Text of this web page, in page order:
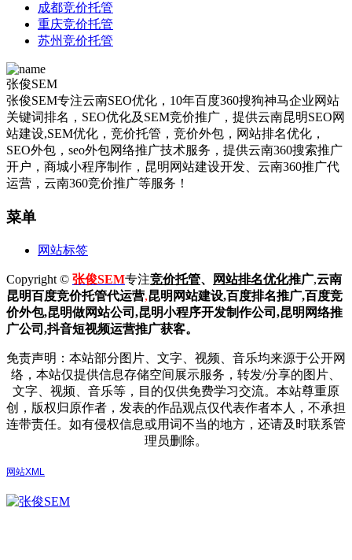
成都竞价托管
重庆竞价托管
苏州竞价托管
张俊SEM
张俊SEM专注云南SEO优化，10年百度360搜狗神马企业网站
关键词排名，SEO优化及SEM竞价推广，提供云南昆明SEO网
站建设,SEM优化，竞价托管，竞价外包，网站排名优化，
SEO外包，seo外包网络推广技术服务，提供云南360搜索推广
开户，商城小程序制作，昆明网站建设开发、云南360推广代
运营，云南360竞价推广等服务！
菜单
网站标签
Copyright © 张俊SEM专注竞价托管、 网站排名优化推广,云南
昆明百度竞价托管代运营,昆明网站建设,百度排名推广,百度竞
价外包,昆明做网站公司,昆明小程序开发制作公司,昆明网络推
广公司,抖音短视频运营推广获客。
免责声明：本站部分图片、文字、视频、音乐均来源于公开网
络，本站仅提供信息存储空间展示服务，转发/分享的图片、
文字、视频、音乐等，目的仅供免费学习交流。本站尊重原
创，版权归原作者，发表的作品观点仅代表作者本人，不承担
连带责任。如有侵权信息或用词不当的地方，还请及时联系管
理员删除。
网站XML